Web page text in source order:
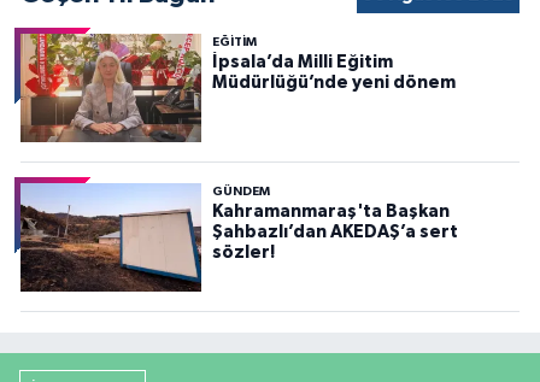
EĞİTİM
İpsala’da Milli Eğitim
Müdürlüğü’nde yeni dönem
GÜNDEM
Kahramanmaraş'ta Başkan
Şahbazlı’dan AKEDAŞ’a sert
sözler!